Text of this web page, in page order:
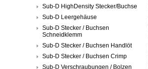
Sub-D HighDensity Stecker/Buchse
Sub-D Leergehäuse
Sub-D Stecker / Buchsen
Schneidklemm
Sub-D Stecker / Buchsen Handlöt
Sub-D Stecker / Buchsen Crimp
Sub-D Verschraubungen / Bolzen